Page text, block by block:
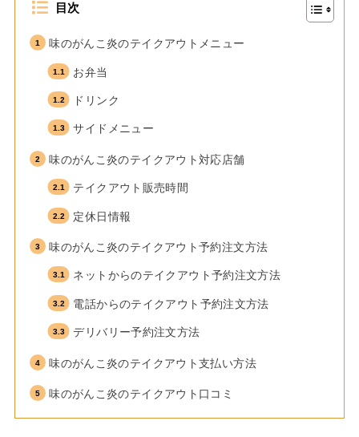
目次
味のがんこ炎のテイクアウトメニュー
お弁当
ドリンク
サイドメニュー
味のがんこ炎のテイクアウト対応店舗
テイクアウト販売時間
定休日情報
味のがんこ炎のテイクアウト予約注文方法
ネットからのテイクアウト予約注文方法
電話からのテイクアウト予約注文方法
デリバリー予約注文方法
味のがんこ炎のテイクアウト支払い方法
味のがんこ炎のテイクアウト口コミ